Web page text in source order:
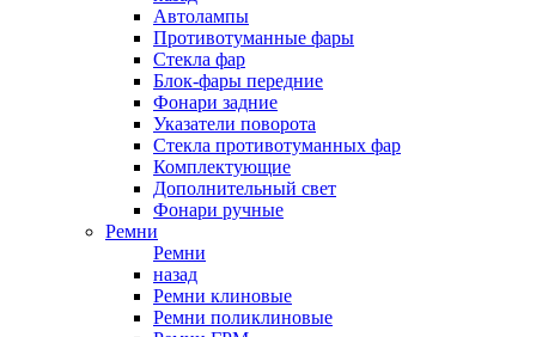
Автолампы
Противотуманные фары
Стекла фар
Блок-фары передние
Фонари задние
Указатели поворота
Стекла противотуманных фар
Комплектующие
Дополнительный свет
Фонари ручные
Ремни
Ремни
назад
Ремни клиновые
Ремни поликлиновые